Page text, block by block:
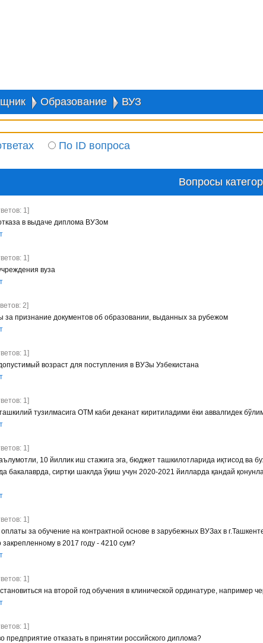
Образование
ВУЗ
По ID вопроса
Вопросы
1]
в выдаче диплома ВУЗом
1]
вуза
2]
за признание документов об образовании, выданных за рубежом
1]
возраст для поступления в ВУЗы Узбекистана
1]
тузилмасига ОТМ каби деканат киритиладими ёки аввалгидек
1]
10 йиллик иш стажига эга, бюджет ташкилотларида иқтисод ва
бакалаврда, сиртқи шаклда ўқиш учун 2020-2021 йилларда қандай
1]
оплаты за обучение на контрактной основе в зарубежных ВУЗах в
в 2017 году - 4210 сум?
1]
на второй год обучения в клинической ординатуре, например
1]
предприятие отказать в принятии российского диплома?